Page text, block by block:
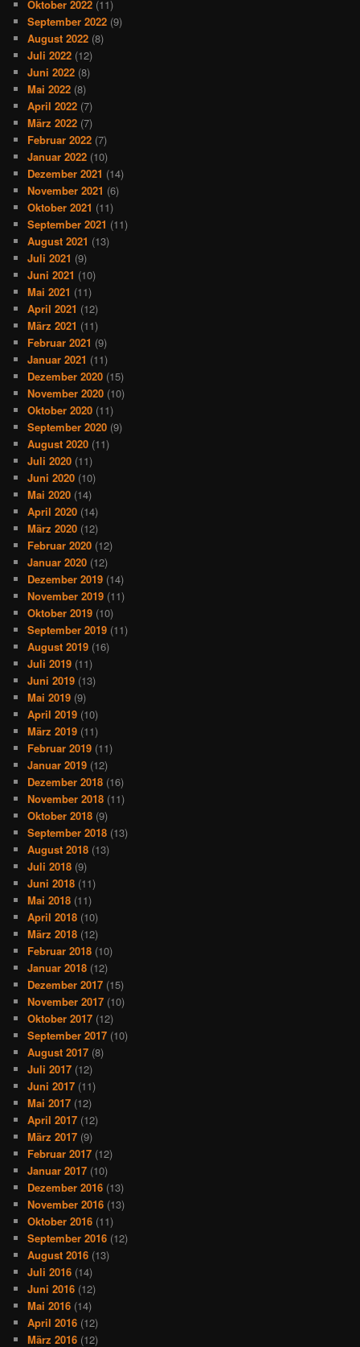
Oktober 2022 (11)
September 2022 (9)
August 2022 (8)
Juli 2022 (12)
Juni 2022 (8)
Mai 2022 (8)
April 2022 (7)
März 2022 (7)
Februar 2022 (7)
Januar 2022 (10)
Dezember 2021 (14)
November 2021 (6)
Oktober 2021 (11)
September 2021 (11)
August 2021 (13)
Juli 2021 (9)
Juni 2021 (10)
Mai 2021 (11)
April 2021 (12)
März 2021 (11)
Februar 2021 (9)
Januar 2021 (11)
Dezember 2020 (15)
November 2020 (10)
Oktober 2020 (11)
September 2020 (9)
August 2020 (11)
Juli 2020 (11)
Juni 2020 (10)
Mai 2020 (14)
April 2020 (14)
März 2020 (12)
Februar 2020 (12)
Januar 2020 (12)
Dezember 2019 (14)
November 2019 (11)
Oktober 2019 (10)
September 2019 (11)
August 2019 (16)
Juli 2019 (11)
Juni 2019 (13)
Mai 2019 (9)
April 2019 (10)
März 2019 (11)
Februar 2019 (11)
Januar 2019 (12)
Dezember 2018 (16)
November 2018 (11)
Oktober 2018 (9)
September 2018 (13)
August 2018 (13)
Juli 2018 (9)
Juni 2018 (11)
Mai 2018 (11)
April 2018 (10)
März 2018 (12)
Februar 2018 (10)
Januar 2018 (12)
Dezember 2017 (15)
November 2017 (10)
Oktober 2017 (12)
September 2017 (10)
August 2017 (8)
Juli 2017 (12)
Juni 2017 (11)
Mai 2017 (12)
April 2017 (12)
März 2017 (9)
Februar 2017 (12)
Januar 2017 (10)
Dezember 2016 (13)
November 2016 (13)
Oktober 2016 (11)
September 2016 (12)
August 2016 (13)
Juli 2016 (14)
Juni 2016 (12)
Mai 2016 (14)
April 2016 (12)
März 2016 (12)